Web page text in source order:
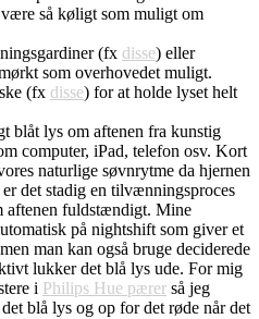
så køligt som muligt om
(fx disse) eller
som overhovedet muligt.
(fx disse) for at holde lyset helt
blåt lys om aftenen fra kunstig
computer, iPad, telefon osv. Kort
naturlige søvnrytme da hjernen
det stadig en tilvænningsproces
aftenen fuldstændigt. Mine
på nightshift som giver et
man kan også bruge deciderede
lukker det blå lys ude. For mig
i Philips Hue pærer så jeg
blå lys og op for det røde når det